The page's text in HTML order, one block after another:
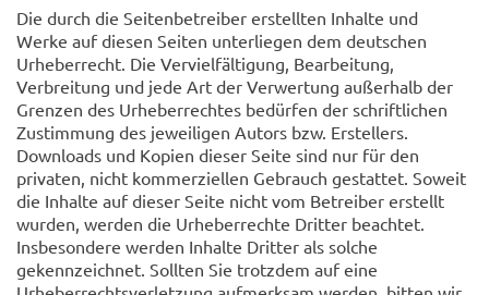
Die durch die Seitenbetreiber erstellten Inhalte und
Werke auf diesen Seiten unterliegen dem deutschen
Urheberrecht. Die Vervielfältigung, Bearbeitung,
Verbreitung und jede Art der Verwertung außerhalb der
Grenzen des Urheberrechtes bedürfen der schriftlichen
Zustimmung des jeweiligen Autors bzw. Erstellers.
Downloads und Kopien dieser Seite sind nur für den
privaten, nicht kommerziellen Gebrauch gestattet. Soweit
die Inhalte auf dieser Seite nicht vom Betreiber erstellt
wurden, werden die Urheberrechte Dritter beachtet.
Insbesondere werden Inhalte Dritter als solche
gekennzeichnet. Sollten Sie trotzdem auf eine